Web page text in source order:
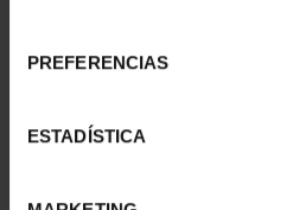
PREFERENCIAS
ESTADÍSTICA
SUSCRIPCIÓN
PROVINCIA 2